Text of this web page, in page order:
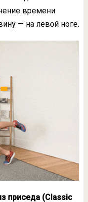
времени
— на левой ноге.
приседа (Classic